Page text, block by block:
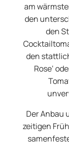
am
den
den
den
Rose‘
Der Anbau
zeitigen